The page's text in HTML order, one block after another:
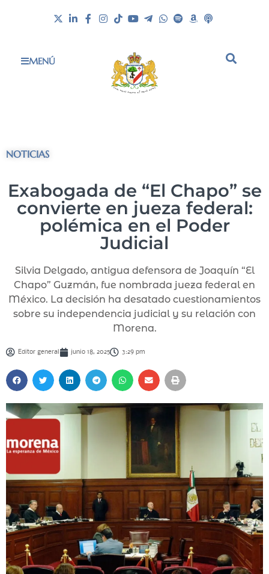
MENÚ
NOTICIAS
Exabogada de “El Chapo” se
convierte en jueza federal:
polémica en el Poder
Judicial
Silvia Delgado, antigua defensora de Joaquín “El
Chapo” Guzmán, fue nombrada jueza federal en
México. La decisión ha desatado cuestionamientos
sobre su independencia judicial y su relación con
Morena.
Editor general junio 18, 2025 3:29 pm